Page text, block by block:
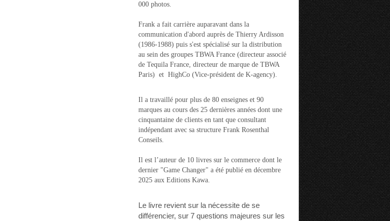
000 photos.
Frank a fait carrière auparavant dans la
communication d'abord auprès de Thierry Ardisson
(1986-1988) puis s'est spécialisé sur la distribution
au sein des groupes TBWA France (directeur associé
de Tequila France, directeur de marque de TBWA
Paris) et HighCo (Vice-président de K-agency).
Il a travaillé pour plus de 80 enseignes et 90
marques au cours des 25 dernières années dont une
cinquantaine de clients en tant que consultant
indépendant avec sa structure Frank Rosenthal
Conseils.
Il est l’auteur de 10 livres sur le commerce dont le
dernier "Game Changer" a été publié en décembre
2025 aux Editions Kawa.
Le livre revient sur la nécessite de se
différencier, sur 7 questions majeures sur les